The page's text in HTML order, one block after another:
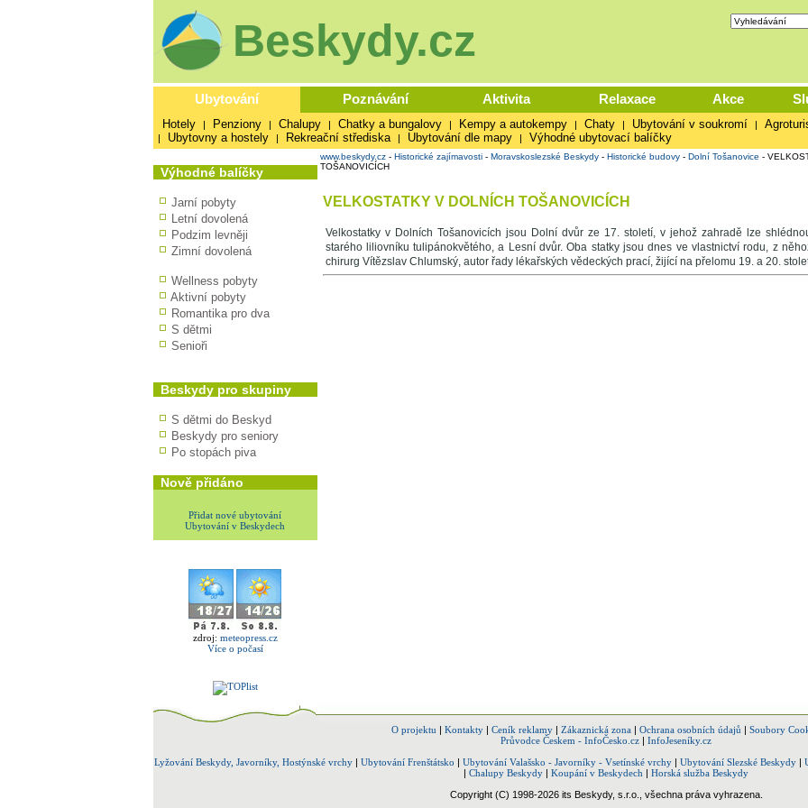
Beskydy.cz
Ubytování Poznávání Aktivita Relaxace Akce
Hotely | Penziony | Chalupy | Chatky a bungalovy | Kempy a autokempy | Chaty | Ubytování v soukromí |
| Ubytovny a hostely | Rekreační střediska | Ubytování dle mapy | Výhodné ubytovací balíčky
Výhodné balíčky
Jarní pobyty
Letní dovolená
Podzim levněji
Zimní dovolená
Wellness pobyty
Aktivní pobyty
Romantika pro dva
S dětmi
Senioři
Beskydy pro skupiny
S dětmi do Beskyd
Beskydy pro seniory
Po stopách piva
Nově přidáno
Přidat nové ubytování
Ubytování v Beskydech
zdroj: meteopress.cz
Více o počasí
www.beskydy.cz- Historické zajímavosti- Moravskoslezské Beskydy- Historické budovy- Dolní Tošanovice -
TOŠANOVICÍCH
VELKOSTATKY V DOLNÍCH TOŠANOVICÍCH
Velkostatky v Dolních Tošanovicích jsou Dolní dvůr ze 17. století, v jehož zahradě lze
starého liliovníku tulipánokvětého, a Lesní dvůr. Oba statky jsou dnes ve vlastnictví rodu, z
chirurg Vítězslav Chlumský, autor řady lékařských vědeckých prací, žijící na přelomu 19. a 20.
O projektu | Kontakty| Ceník reklamy| Zákaznická zona| Ochrana osobních údajů | Soubory
Průvodce Českem - InfoČesko.cz | InfoJeseníky.cz
Lyžování Beskydy, Javorníky, Hostýnské vrchy | Ubytování Frenštátsko | Ubytování Valašsko - Javorníky - Vsetínské vrchy | Ubytování Slezské Beskydy |
| Chalupy Beskydy | Koupání v Beskydech | Horská služba Beskydy
Copyright (C) 1998-2026 its Beskydy, s.r.o., všechna práva vyhrazena.